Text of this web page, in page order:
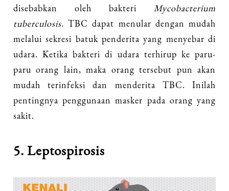
disebabkan oleh bakteriMycobacterium
tuberculosis. TBC dapat menular dengan mudah
melalui sekresi batuk penderita yang menyebar di
udara. Ketika bakteri di udara terhirup ke paru-
paru orang lain, maka orang tersebut pun akan
mudah terinfeksi dan menderita TBC. Inilah
pentingnya penggunaan masker pada orang yang
sakit.
5. Leptospirosis